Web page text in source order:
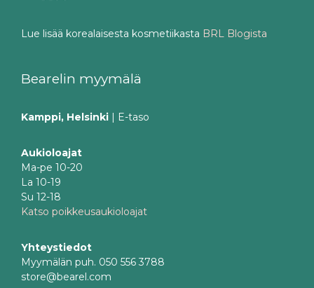
Lue lisää korealaisesta kosmetiikasta BRL Blogista
Bearelin myymälä
Kamppi, Helsinki | E-taso
Aukioloajat
Ma-pe 10-20
La 10-19
Su 12-18
Katso poikkeusaukioloajat
Yhteystiedot
Myymälän puh. 050 556 3788
store@bearel.com